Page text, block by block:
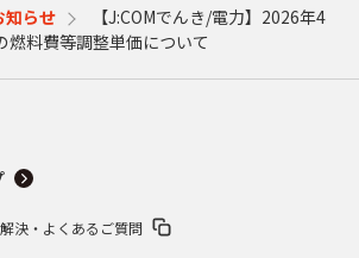
知らせ
【J:COMでんき/電力】2026年4
燃料費等調整単価について
決・よくあるご質問